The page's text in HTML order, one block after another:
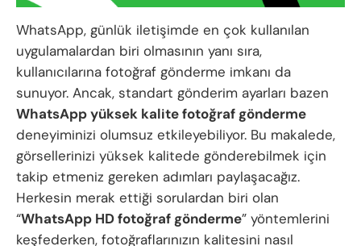
WhatsApp, günlük iletişimde en çok kullanılan
uygulamalardan biri olmasının yanı sıra,
kullanıcılarına fotoğraf gönderme imkanı da
sunuyor. Ancak, standart gönderim ayarları bazen
WhatsApp yüksek kalite fotoğraf gönderme
deneyiminizi olumsuz etkileyebiliyor. Bu makalede,
görsellerinizi yüksek kalitede gönderebilmek için
takip etmeniz gereken adımları paylaşacağız.
Herkesin merak ettiği sorulardan biri olan
“WhatsApp HD fotoğraf gönderme” yöntemlerini
keşfederken, fotoğraflarınızın kalitesini nasıl